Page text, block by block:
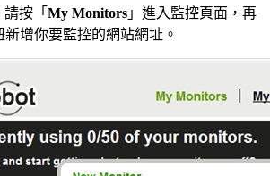
按「 My Monitors 」進入監控頁面，再
新增你要監控的網站網址。